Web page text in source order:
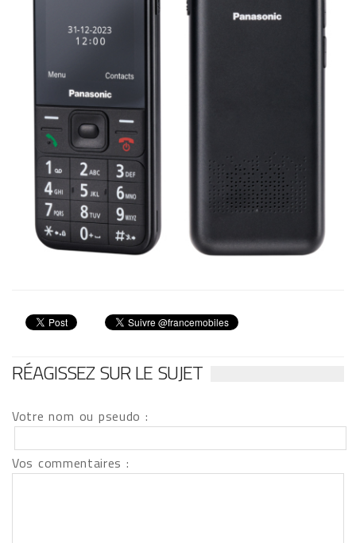
RÉAGISSEZ SUR LE SUJET
Votre nom ou pseudo :
Vos commentaires :